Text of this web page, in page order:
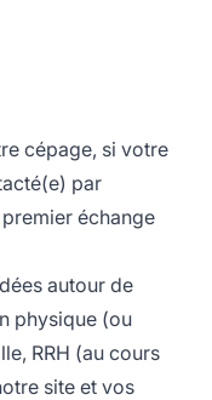
cépage, si votre
par
premier échange
autour de
physique (ou
RRH (au cours
site et vos